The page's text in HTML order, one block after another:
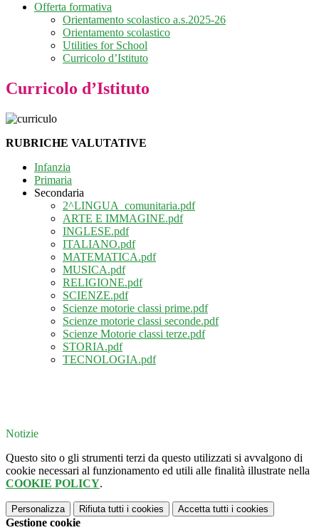
Offerta formativa
Orientamento scolastico a.s.2025-26
Orientamento scolastico
Utilities for School
Curricolo d’Istituto
Curricolo d’Istituto
RUBRICHE VALUTATIVE
Infanzia
Primaria
Secondaria
2^LINGUA_comunitaria.pdf
ARTE E IMMAGINE.pdf
INGLESE.pdf
ITALIANO.pdf
MATEMATICA.pdf
MUSICA.pdf
RELIGIONE.pdf
SCIENZE.pdf
Scienze motorie classi prime.pdf
Scienze motorie classi seconde.pdf
Scienze Motorie classi terze.pdf
STORIA.pdf
TECNOLOGIA.pdf
Notizie
Questo sito o gli strumenti terzi da questo utilizzati si avvalgono di
cookie necessari al funzionamento ed utili alle finalità illustrate nella
COOKIE POLICY.
Personalizza Rifiuta tutti i cookies Accetta tutti i cookies
Gestione cookie